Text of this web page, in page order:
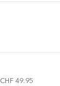
CHF 49.95